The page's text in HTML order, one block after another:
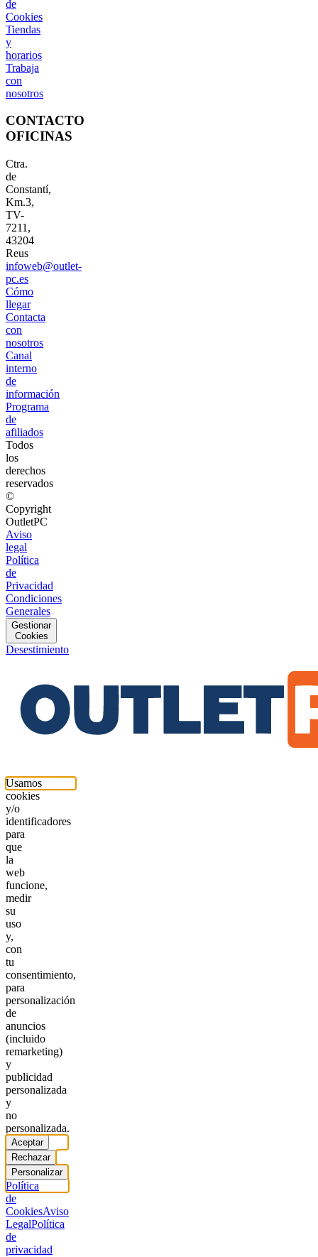
de
Cookies
Tiendas
y
horarios
Trabaja
con
nosotros
CONTACTO
OFICINAS
Ctra.
de
Constantí,
Km.3,
TV-
7211,
43204
Reus
infoweb@outlet-
pc.es
Cómo
llegar
Contacta
con
nosotros
Canal
interno
de
información
Programa
de
afiliados
Todos
los
derechos
reservados
©
Copyright
OutletPC
Aviso
legal
Política
de
Privacidad
Condiciones
Generales
Gestionar
Cookies
Desestimiento
Usamos
cookies
y/o
identificadores
para
que
la
web
funcione,
medir
su
uso
y,
con
tu
consentimiento,
para
personalización
de
anuncios
(incluido
remarketing)
y
publicidad
personalizada
y
no
personalizada.
Aceptar
Rechazar
Personalizar
Política
de
CookiesAviso
LegalPolítica
de
privacidad